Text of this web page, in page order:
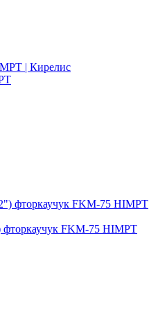
фторкаучук FKM-75 HIMPT